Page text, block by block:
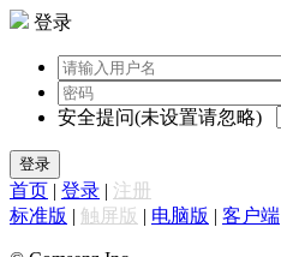
登录
安全提问(未设置请忽略)
登录
首页 | 登录 | 注册
标准版 | 触屏版 | 电脑版 | 客户端